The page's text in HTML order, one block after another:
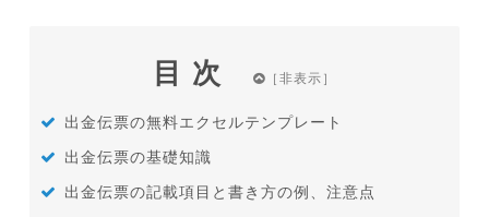
目次
出金伝票の無料エクセルテンプレート
出金伝票の基礎知識
出金伝票の記載項目と書き方の例、注意点